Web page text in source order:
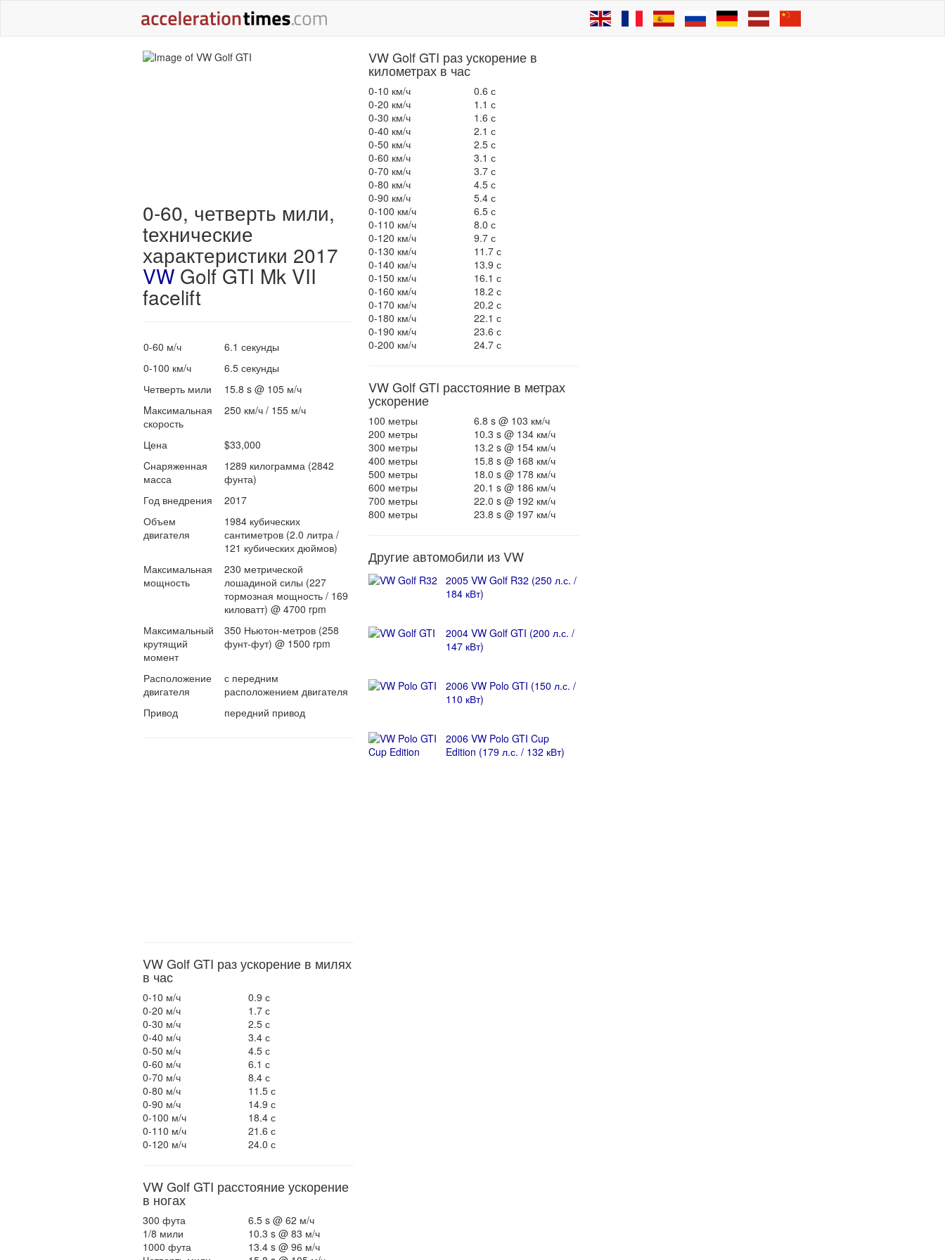
0-60, четверть мили,
tехнические
характеристики 2017
VWGolf GTI Mk VII
facelift
0-60 м/ч
6.1 секунды
0-100 км/ч
6.5 секунды
Четверть мили
15.8 s @ 105 м/ч
Mаксимальная
скорость
250 км/ч / 155 м/ч
Цена
$33,000
Cнаряженная
масса
1289 килограмма (2842
фунта)
Год внедрения
2017
Объем
двигателя
1984 кубических
сантиметров (2.0 литра /
121 кубических дюймов)
Максимальная
мощность
230 метрической
лошадиной силы (227
тормозная мощность / 169
киловатт) @ 4700 rpm
Максимальный
крутящий
момент
350 Ньютон-метров (258
фунт-фут) @ 1500 rpm
Расположение
двигателя
с передним
расположением двигателя
Привод
передний привод
VW Golf GTI раз ускорение в милях
в час
0-10 м/ч
0.9 с
0-20 м/ч
1.7 с
0-30 м/ч
2.5 с
0-40 м/ч
3.4 с
0-50 м/ч
4.5 с
0-60 м/ч
6.1 с
0-70 м/ч
8.4 с
0-80 м/ч
11.5 с
0-90 м/ч
14.9 с
0-100 м/ч
18.4 с
0-110 м/ч
21.6 с
0-120 м/ч
24.0 с
VW Golf GTI расстояние ускорение
в ногах
300 фута
6.5 s @ 62 м/ч
1/8 мили
10.3 s @ 83 м/ч
1000 фута
13.4 s @ 96 м/ч
VW Golf GTI раз ускорение в
километрах в час
0-10 км/ч
0.6 с
0-20 км/ч
1.1 с
0-30 км/ч
1.6 с
0-40 км/ч
2.1 с
0-50 км/ч
2.5 с
0-60 км/ч
3.1 с
0-70 км/ч
3.7 с
0-80 км/ч
4.5 с
0-90 км/ч
5.4 с
0-100 км/ч
6.5 с
0-110 км/ч
8.0 с
0-120 км/ч
9.7 с
0-130 км/ч
11.7 с
0-140 км/ч
13.9 с
0-150 км/ч
16.1 с
0-160 км/ч
18.2 с
0-170 км/ч
20.2 с
0-180 км/ч
22.1 с
0-190 км/ч
23.6 с
0-200 км/ч
24.7 с
VW Golf GTI расстояние в метрах
ускорение
100 метры
6.8 s @ 103 км/ч
200 метры
10.3 s @ 134 км/ч
300 метры
13.2 s @ 154 км/ч
400 метры
15.8 s @ 168 км/ч
500 метры
18.0 s @ 178 км/ч
600 метры
20.1 s @ 186 км/ч
700 метры
22.0 s @ 192 км/ч
800 метры
23.8 s @ 197 км/ч
Другие автомобили из VW
2005 VW Golf R32 (250 л.с. /
184 кВт)
2004 VW Golf GTI (200 л.с. /
147 кВт)
2006 VW Polo GTI (150 л.с. /
110 кВт)
2006 VW Polo GTI Cup
Edition (179 л.с. / 132 кВт)